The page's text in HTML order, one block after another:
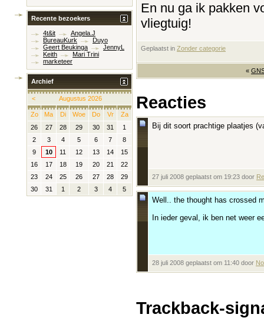
En nu ga ik pakken
vliegtuig!
Geplaatst in Zonder categorie
«
Reacties
Bij dit soort prachtige plaatjes
27 juli 2008 geplaatst om 19:23 door
Well.. the thought has crossed
In ieder geval, ik ben net weer
28 juli 2008 geplaatst om 11:40 door
Trackback-
Recente bezoekers
4t&it
Angela.J
BureauKurk
Duyo
Geert Beukinga
JennyL
Keith
Mari Trini
marketeer
Archief
< Augustus 2026
Zo Ma Di Woe Do Vr
Za
26
27 28 29 30 31
1
2
3 4 5 6 7
8
9
10 11 12 13 14
15
16
17 18 19 20 21
22
23
24 25 26 27 28
29
30
31 1 2 3 4 5